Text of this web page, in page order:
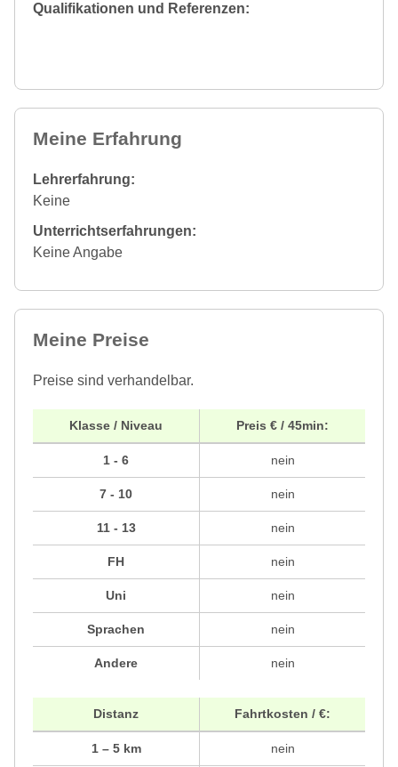
Qualifikationen und Referenzen:
Meine Erfahrung
Lehrerfahrung:
Keine
Unterrichtserfahrungen:
Keine Angabe
Meine Preise
Preise sind verhandelbar.
Klasse / Niveau
1 - 6
7 - 10
11 - 13
FH
Uni
Sprachen
Andere
Preis € / 45min:
nein
nein
nein
nein
nein
nein
nein
Distanz
1 – 5 km
Fahrtkosten / €:
nein